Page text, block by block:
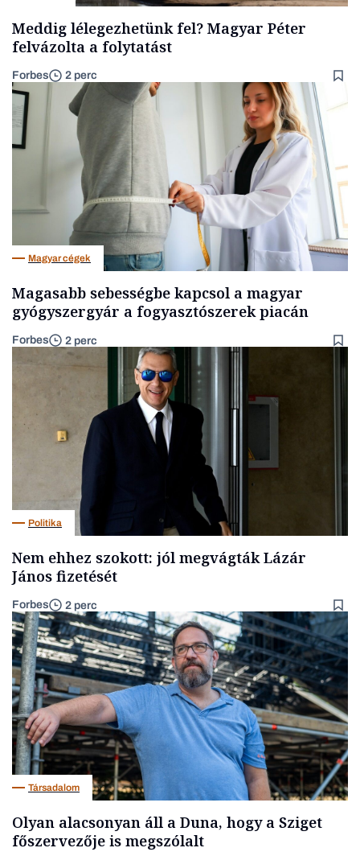
Meddig lélegezhetünk fel? Magyar Péter
felvázolta a folytatást
Forbes 2 perc
Magyar cégek
Magasabb sebességbe kapcsol a magyar
gyógyszergyár a fogyasztószerek piacán
Forbes 2 perc
Politika
Nem ehhez szokott: jól megvágták Lázár
János fizetését
Forbes 2 perc
Társadalom
Olyan alacsonyan áll a Duna, hogy a Sziget
főszervezője is megszólalt